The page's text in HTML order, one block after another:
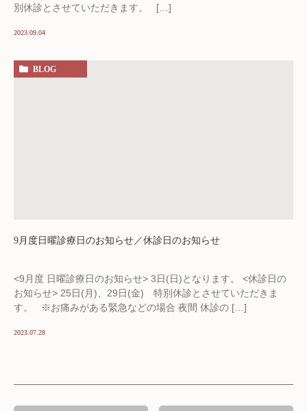
別休診とさせていただきます。 […]
2023.09.04
BLOG
9月度日曜診療日のお知らせ／休診日のお知らせ
<9月度 日曜診療日のお知らせ> 3日(日)となります。 <休診日の
お知らせ> 25日(月)、29日(金) 特別休診とさせていただきま
す。 ※お痛みがある緊急などの場合 夜間 休診の […]
2023.07.28